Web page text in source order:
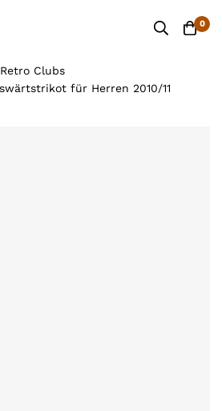
0
Retro Clubs
für Herren 2010/11